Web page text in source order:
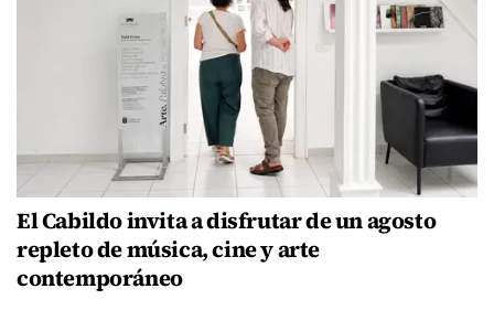
El Cabildo invita a disfrutar de un agosto
repleto de música, cine y arte
contemporáneo